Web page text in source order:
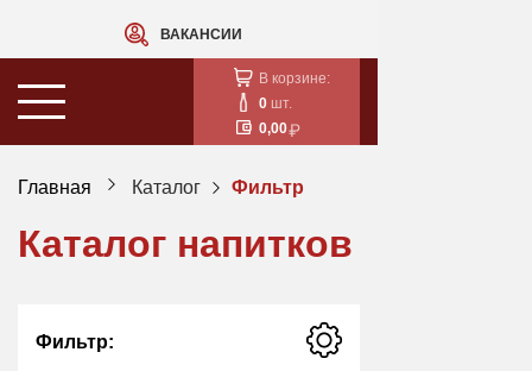
ВАКАНСИИ
В корзине:
0 шт.
0,00
Главная Каталог Фильтр
Каталог напитков
Фильтр: